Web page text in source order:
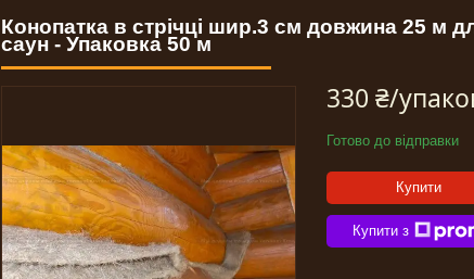
Конопатка в стрічці шир.3 см довжина 25 м
саун - Упаковка 50 м
330 ₴/
Готово до відправки
Купити
Купити з